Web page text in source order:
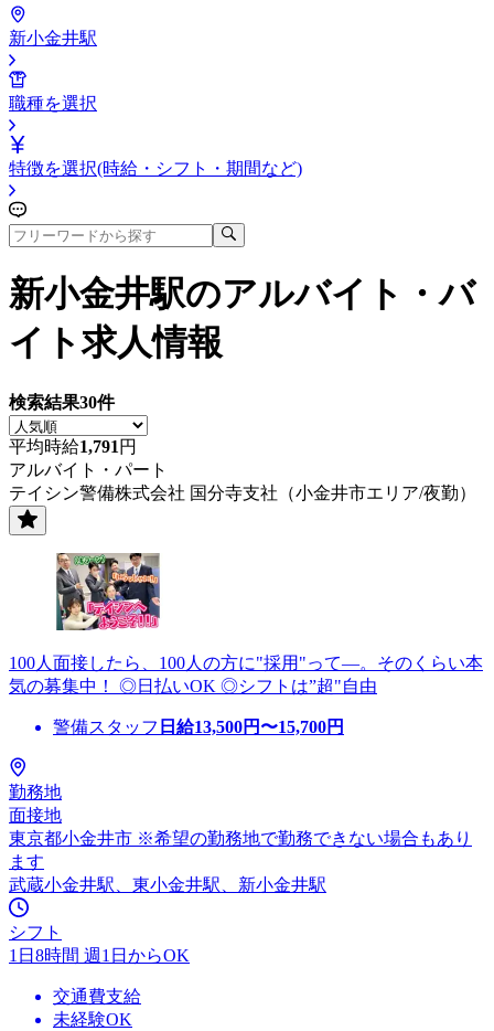
新小金井駅
職種を選択
特徴を選択(時給・シフト・期間など)
新小金井駅のアルバイト・バ
イト求人情報
検索結果30件
平均時給1,791 円
アルバイト・パート
テイシン警備株式会社 国分寺支社（小金井市エリア/夜勤）
100人面接したら、100人の方に"採用"って―。そのくらい本
気の募集中！ ◎日払いOK ◎シフトは”超"自由
警備スタッフ 日給13,500円〜15,700円
勤務地
面接地
東京都小金井市 ※希望の勤務地で勤務できない場合もあり
ます
武蔵小金井駅、東小金井駅、新小金井駅
シフト
1日8時間 週1日からOK
交通費支給
未経験OK